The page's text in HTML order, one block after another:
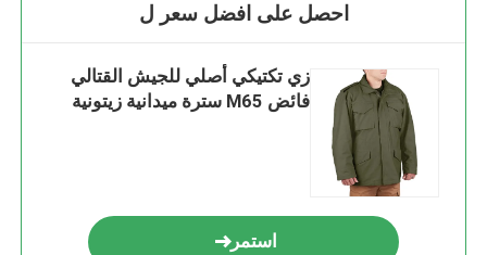
احصل على افضل سعر ل
زي تكتيكي أصلي للجيش القتالي
فائض M65 سترة ميدانية زيتونية
استمر